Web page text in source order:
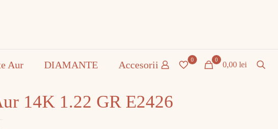
Aur DIAMANTE Accesorii 0 0
0,00 lei
14K 1.22 GR E2426